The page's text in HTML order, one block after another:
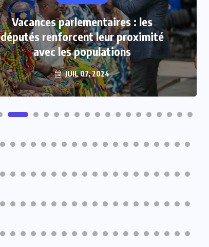
Vacances parlementaires : les
députés renforcent leur proximité
avec les populations
JUIL 07, 2024